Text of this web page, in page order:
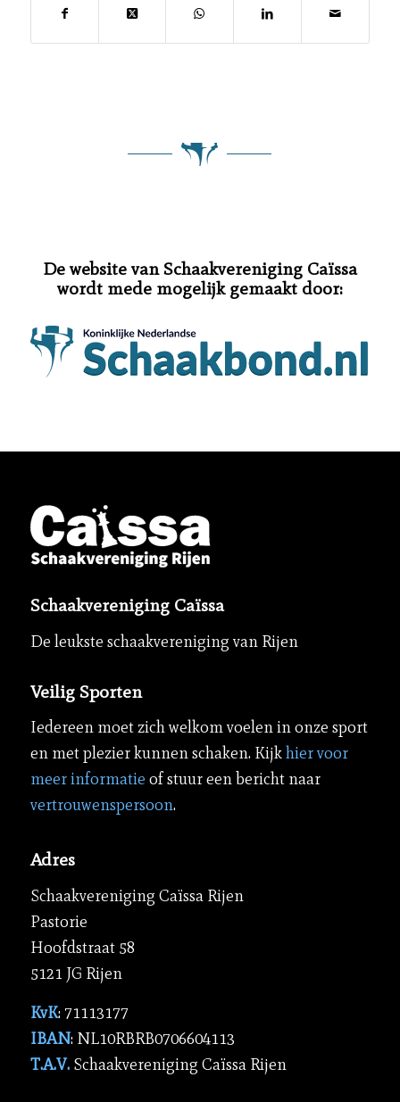
De website van Schaakvereniging Caïssa
wordt mede mogelijk gemaakt door:
Schaakvereniging Caïssa
De leukste schaakvereniging van Rijen
Veilig Sporten
Iedereen moet zich welkom voelen in onze sport
en met plezier kunnen schaken. Kijkhier voor
meer informatie of stuur een bericht naar
vertrouwenspersoon.
Adres
Schaakvereniging Caïssa Rijen
Pastorie
Hoofdstraat 58
5121 JG Rijen
KvK: 71113177
IBAN: NL10RBRB0706604113
T.A.V. Schaakvereniging Caïssa Rijen